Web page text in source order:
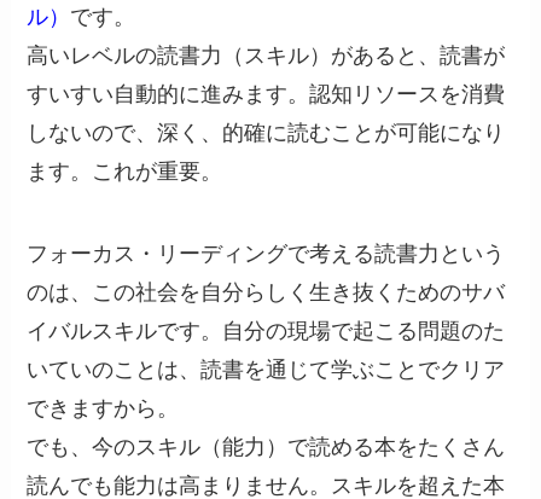
ル） です。
高いレベルの読書力（スキル）があると、読書が
すいすい自動的に進みます。認知リソースを消費
しないので、深く、的確に読むことが可能になり
ます。これが重要。
フォーカス・リーディングで考える読書力という
のは、この社会を自分らしく生き抜くためのサバ
イバルスキルです。自分の現場で起こる問題のた
いていのことは、読書を通じて学ぶことでクリア
できますから。
でも、今のスキル（能力）で読める本をたくさん
読んでも能力は高まりません。スキルを超えた本